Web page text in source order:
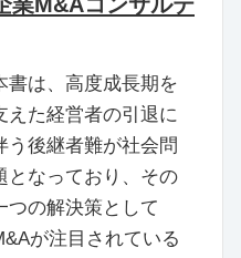
書は、高度成長期を
えた経営者の引退に
う後継者難が社会問
となっており、その
つの解決策として
が注目されている